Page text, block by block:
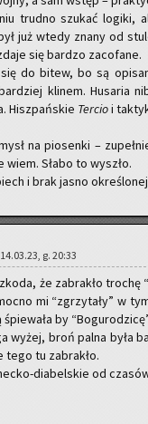
trud­no szu­kać lo­gi­ki,
już wtedy znany od
się bar­dzo za­co­fa­ne.
do bitew, bo są
kli­nem. Hu­sa­ria
Hisz­pań­skie Ter­cioi
na pio­sen­ki –
wiem. Słabo to wy­szło.
i brak jasno
g. 20:33
że za­bra­kło
mi “zgrzy­ta­ły” w
by
wyżej, broń palna była
tego tu za­bra­kło.
dia­bel­skie od